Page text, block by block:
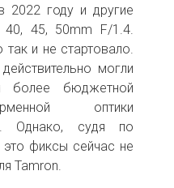
2022 году и другие
40, 45, 50mm F/1.4.
и не стартовало.
могли
бюджетной
оптики
Однако, судя по
фиксы сейчас не
Tamron.